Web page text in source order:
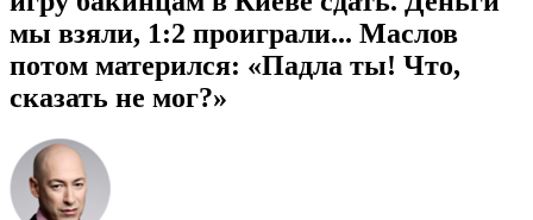
мы взяли, 1:2 проиграли... Маслов
потом матерился: «Падла ты! Что,
сказать не мог?»